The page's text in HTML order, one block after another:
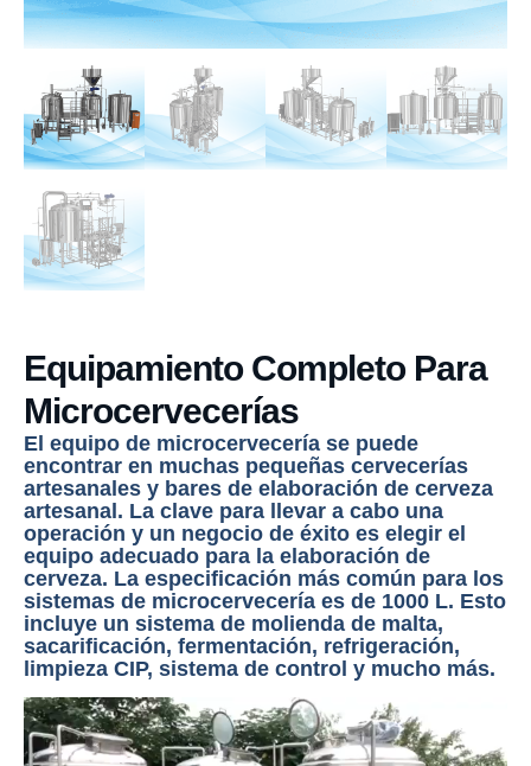
Equipamiento Completo Para
Microcervecerías
El equipo de microcervecería se puede
encontrar en muchas pequeñas cervecerías
artesanales y bares de elaboración de cerveza
artesanal. La clave para llevar a cabo una
operación y un negocio de éxito es elegir el
equipo adecuado para la elaboración de
cerveza. La especificación más común para los
sistemas de microcervecería es de 1000 L. Esto
incluye un sistema de molienda de malta,
sacarificación, fermentación, refrigeración,
limpieza CIP, sistema de control y mucho más.
Reproductor
de
vídeo